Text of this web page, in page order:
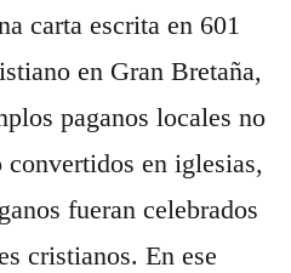
carta escrita en 601
en Gran Bretaña,
paganos locales no
en iglesias,
fueran celebrados
cristianos. En ese